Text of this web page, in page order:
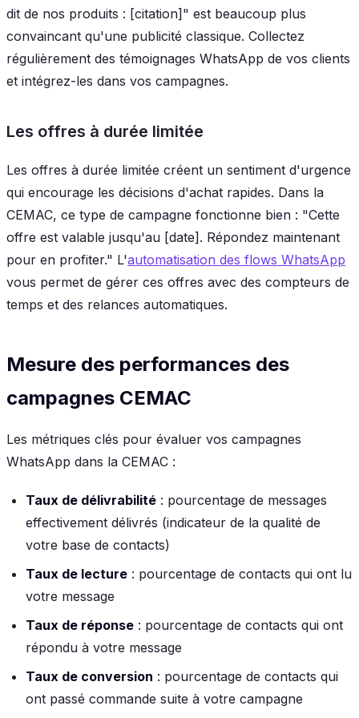
dit de nos produits : [citation]" est beaucoup plus
convaincant qu'une publicité classique. Collectez
régulièrement des témoignages WhatsApp de vos clients
et intégrez-les dans vos campagnes.
Les offres à durée limitée
Les offres à durée limitée créent un sentiment d'urgence
qui encourage les décisions d'achat rapides. Dans la
CEMAC, ce type de campagne fonctionne bien : "Cette
offre est valable jusqu'au [date]. Répondez maintenant
pour en profiter." L'automatisation des flows WhatsApp
vous permet de gérer ces offres avec des compteurs de
temps et des relances automatiques.
Mesure des performances des
campagnes CEMAC
Les métriques clés pour évaluer vos campagnes
WhatsApp dans la CEMAC :
Taux de délivrabilité : pourcentage de messages
effectivement délivrés (indicateur de la qualité de
votre base de contacts)
Taux de lecture : pourcentage de contacts qui ont lu
votre message
Taux de réponse : pourcentage de contacts qui ont
répondu à votre message
Taux de conversion : pourcentage de contacts qui
ont passé commande suite à votre campagne